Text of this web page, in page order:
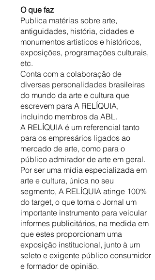
O que faz
Publica matérias sobre arte,
antiguidades, história, cidades e
monumentos artísticos e históricos,
exposições, programações culturais,
etc.
Conta com a colaboração de
diversas personalidades brasileiras
do mundo da arte e cultura que
escrevem para A RELÍQUIA,
incluindo membros da ABL.
A RELÍQUIA é um referencial tanto
para os empresários ligados ao
mercado de arte, como para o
público admirador de arte em geral.
Por ser uma mídia especializada em
arte e cultura, única no seu
segmento, A RELÍQUIA atinge 100%
do target, o que torna o Jornal um
importante instrumento para veicular
informes publicitários, na medida em
que estes proporcionam uma
exposição institucional, junto à um
seleto e exigente público consumidor
e formador de opinião.